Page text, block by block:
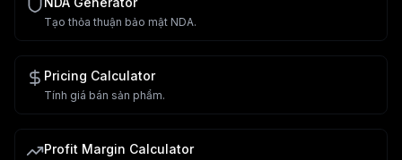
Tạo thỏa thuận bảo mật NDA.
Pricing Calculator
Tính giá bán sản phẩm.
Profit Margin Calculator